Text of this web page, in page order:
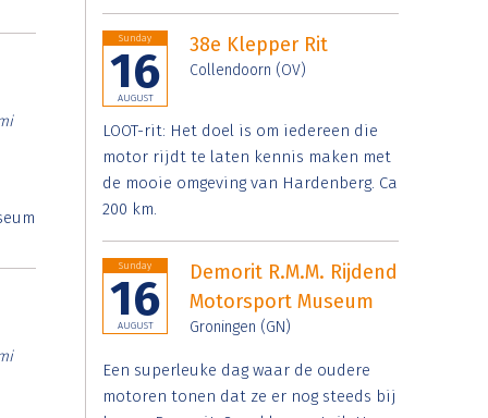
Sunday
16
AUGUST
38e Klepper Rit
Collendoorn (OV)
LOOT-rit: Het doel is om iedereen die
motor rijdt te laten kennis maken met
de mooie omgeving van Hardenberg. Ca
200 km.
Sunday
16
AUGUST
Demorit R.M.M. Rijdend
Motorsport Museum
Groningen (GN)
Een superleuke dag waar de oudere
motoren tonen dat ze er nog steeds bij